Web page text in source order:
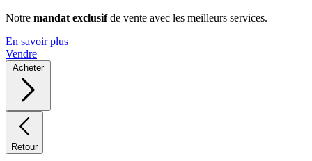
Notre mandat exclusifde vente avec les meilleurs services.
En savoir plus
Vendre
Acheter
Retour